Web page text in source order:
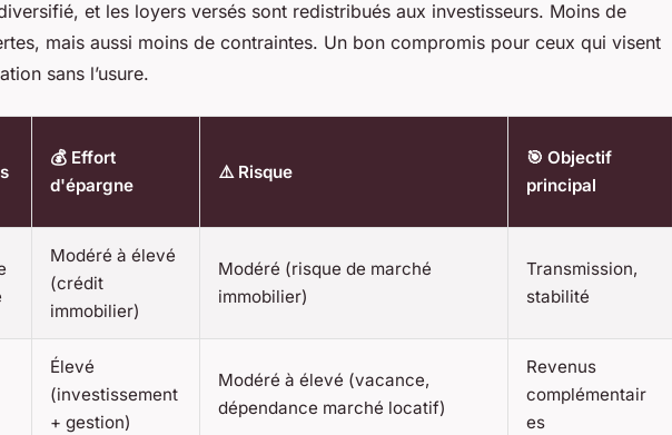
et les loyers versés sont redistribués aux investisseurs. Moins de
mais aussi moins de contraintes. Un bon compromis pour ceux qui visent
sans l’usure.
💰 Effort
d'épargne
⚠️ Risque
🎯 Objectif
principal
Modéré à élevé
(crédit
immobilier)
Modéré (risque de marché
immobilier)
Transmission,
stabilité
Élevé
(investissement
+ gestion)
Modéré à élevé (vacance,
dépendance marché locatif)
Revenus
complémentair
es